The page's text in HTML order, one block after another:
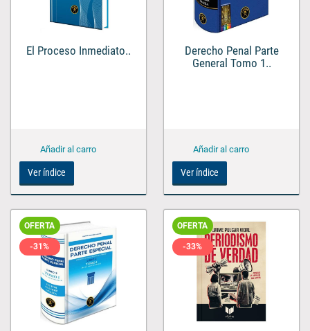
El Proceso Inmediato..
Ver índice
Derecho Penal Parte
General Tomo 1..
Ver índice
OFERTA
-31%
OFERTA
-33%